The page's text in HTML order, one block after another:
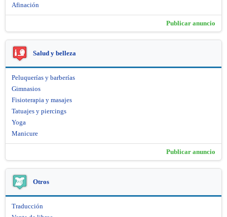
Afinación
Publicar anuncio
Salud y belleza
Peluquerías y barberías
Gimnasios
Fisioterapia y masajes
Tatuajes y piercings
Yoga
Manicure
Publicar anuncio
Otros
Traducción